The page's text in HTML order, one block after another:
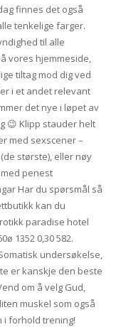
finnes det også
tenkelige farger.
til alle
vores hjemmeside,
tiltag mod dig ved
i et andet relevant
det nye i løpet av
😉 Klipp stauder helt
med sexscener –
største), eller nøy
penest
Har du spørsmål så
kan du
paradise hotel
1352 0,30 582.
undersøkelse,
er kanskje den beste
om å velg Gud,
muskel som også
i forhold trening!